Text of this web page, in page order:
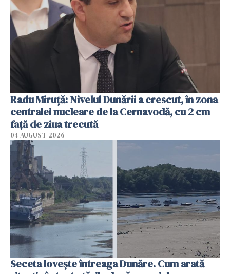
Radu Miruţă: Nivelul Dunării a crescut, în zona
centralei nucleare de la Cernavodă, cu 2 cm
faţă de ziua trecută
04 AUGUST 2026
Seceta lovește întreaga Dunăre. Cum arată